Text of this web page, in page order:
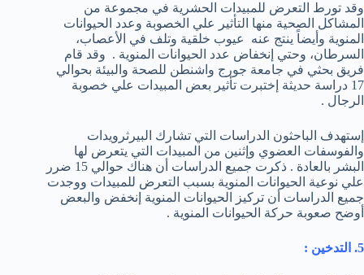
وقد تورط التعرض للمبيدات الحشرية في مجموعة من
المشاكل الصحية منها التأثير علي الخصوبة وعدد الحيوانات
المنوية وأيضاً ينتج عنه عيوب خلقية وتلف في الأعصاب،
السرطان، وحتي إنخفاض عدد الحيوانات المنوية . وقد قام
فريق بحثي في جامعة جورج واشنطن للصحة والبيئة بحوالي
17 دراسة حديثة إختبرت تأثير بعض المبيدات علي خصوبة
الرجال .
إستهدف الباحثون الدراسات التي تشارك البيرثرويدات
والفوسفات العضوي وإثنين من المبيدات التي يتعرض لها
البشر بالعادة . ذكرت جميع الدراسات أن هناك حوالي 15 ضرر
علي نوعية الحيوانات المنوية بسبب التعرض للمبيدات ووجدت
جميع الدراسات أن تركيز الحيوانات المنوية إنخفض والبعض
أوضح صعوبة حركة الحيوانات المنوية .
5. التدخين :